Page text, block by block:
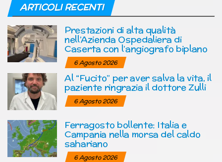
ARTICOLI RECENTI
Prestazioni di alta qualità
nell’Azienda Ospedaliera di
Caserta con l’angiografo biplano
6 Agosto 2026
Al “Fucito” per aver salva la vita, il
paziente ringrazia il dottore Zulli
6 Agosto 2026
Ferragosto bollente: Italia e
Campania nella morsa del caldo
sahariano
6 Agosto 2026